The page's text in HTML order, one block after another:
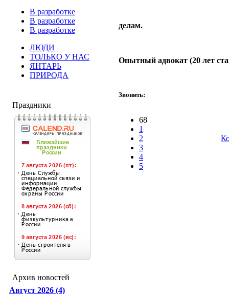
В разработке
В разработке
В разработке
ЛЮДИ
ТОЛЬКО У НАС
ЯНТАРЬ
ПРИРОДА
Праздники
Архив новостей
Август 2026 (4)
делам.
Опытный адвокат (20 лет
Звонить:
68
1
2
3
4
5